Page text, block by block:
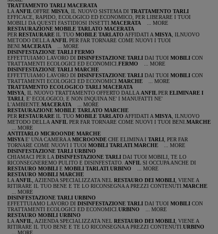
TRATTAMENTO TARLI MACERATA
LA ANFILOFFRE MISYA , IL NUOVO SISTEMA DI TRATTAMENTO TARLI
EFFICACE, RAPIDO, ECOLOGICO ED ECONOMICO, PER LIBERARE I TUOI
MOBILI DA QUESTI FASTIDIOSI INSETTI. MACERATA
... MORE
RESTAURAZIONE MOBILE TARLATO MACERATA
PER RESTAURARE IL TUO MOBILE TARLATO AFFIDATI A MISYA , ILNUOVO
METODO DELLA ANFIL PER FAR TORNARE COME NUOVI I TUOI
BENI. MACERATA
... MORE
DISINFESTAZIONE TARLI FERMO
EFFETTUIAMO LAVORO DI DISINFESTAZIONE TARLI DAI TUOI MOBILI CON
TRATTAMENTI ECOLOGICI ED ECONOMICI. FERMO
... MORE
DISINFESTAZIONE TARLI MARCHE
EFFETTUIAMO LAVORO DI DISINFESTAZIONE TARLI DAI TUOI MOBILI CON
TRATTAMENTI ECOLOGICI ED ECONOMICI. MARCHE
... MORE
TRATTAMENTO ECOLOGICO TARLI MACERATA
MISYA , IL NUOVO TRATTAMENTO OFFERTO DALLA ANFILPER ELIMINARE I
TARLI , E' ECOLOGICO, E NON INQUINA NE' I MANUFATTI NE'
L'AMBIENTE. MACERATA
... MORE
RESTAURAZIONE MOBILE TARLATO MARCHE
PER RESTAURARE IL TUO MOBILE TARLATO AFFIDATI A MISYA , ILNUOVO
METODO DELLA ANFIL PER FAR TORNARE COME NUOVI I TUOI BENI. MARCHE
... MORE
ANTITARLO MICROONDE MARCHE
MISYA E' UNA CAMERA A MICROONDE CHE ELIMINA I TARLI , PER FAR
TORNARE COME NUOVI I TUOI MOBILI TARLATI MARCHE
... MORE
DISINFESTAZIONE TARLI URBINO
CHIAMACI PER LA DISINFESTAZIONE TARLI DAI TUOI MOBILI, TE LO
RICONSEGNEREMO PULITO E DISINFESTATO. ANFIL SI OCCUPA ANCHE DI
RESTAURO MOBILI E MOBILI TARLATI URBINO
... MORE
RESTAURO MOBILI MARCHE
LA ANFIL , AZIENDA SPECIALIZZATA NEL RESTAURO DEI MOBILI , VIENE A
RITIRARE IL TUO BENE E TE LO RICONSEGNA A PREZZI CONTENUTI. MARCHE
... MORE
DISINFESTAZIONE TARLI URBINO
EFFETTUIAMO LAVORO DI DISINFESTAZIONE TARLI DAI TUOI MOBILI CON
TRATTAMENTI ECOLOGICI ED ECONOMICI. URBINO
... MORE
RESTAURO MOBILI URBINO
LA ANFIL , AZIENDA SPECIALIZZATA NEL RESTAURO DEI MOBILI , VIENE A
RITIRARE IL TUO BENE E TE LO RICONSEGNA A PREZZI CONTENUTI. URBINO
... MORE